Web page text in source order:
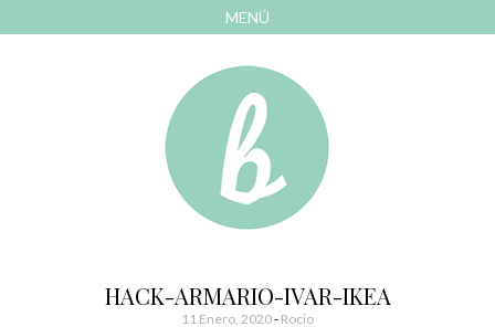
MENÚ
Bonitismos
HACK-ARMARIO-IVAR-IKEA
11 Enero, 2020- Rocio